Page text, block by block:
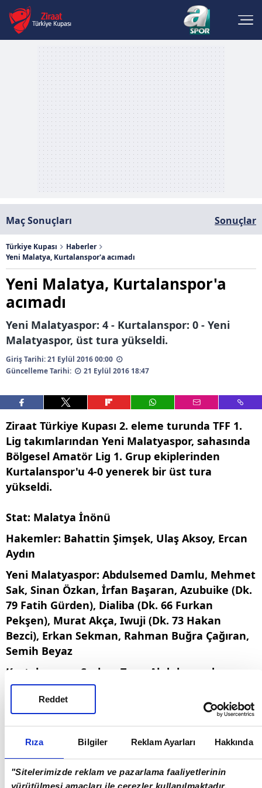
Rıza Bilgiler Reklam Ayarları Hakkında
"Sitelerimizde reklam ve pazarlama faaliyetlerinin
Reddet
Maç Sonuçları Sonuçlar
Türkiye Kupası
Haberler
Yeni Malatya, Kurtalanspor'a acımadı
Yeni Malatya, Kurtalanspor'a
acımadı
Yeni Malatyaspor: 4 - Kurtalanspor: 0 - Yeni
Malatyaspor, üst tura yükseldi.
Giriş Tarihi: 21 Eylül 2016 00:00
Güncelleme Tarihi:
21 Eylül 2016 18:47
Ziraat Türkiye Kupası 2. eleme turunda TFF 1.
Lig takımlarından Yeni Malatyaspor, sahasında
Bölgesel Amatör Lig 1. Grup ekiplerinden
Kurtalanspor'u 4-0 yenerek bir üst tura
yükseldi.
Stat: Malatya İnönü
Hakemler: Bahattin Şimşek, Ulaş Aksoy, Ercan
Aydın
Yeni Malatyaspor: Abdulsemed Damlu, Mehmet
Sak, Sinan Özkan, İrfan Başaran, Azubuike (Dk.
79 Fatih Gürden), Dialiba (Dk. 66 Furkan
Pekşen), Murat Akça, Iwuji (Dk. 73 Hakan
Bezci), Erkan Sekman, Rahman Buğra Çağıran,
Semih Beyaz
Kurtalanspor: Serkan Tren, Abdulsamed
Tunçay, Hikmet Arslan, İbrahim Şekkeli,
Mehmet Şirin Soydan, Ahmet Karaatay, Fatih
Mercan (Dk. 60 Yunus Kerçek), Tchuilen,
Muhammed Onur Demir (Dk. 89 Fatih Çılgın)
Goller: Dk. 26 Murat Akça, Dk. 47 Sinan Özkan,
Dk. 88 Mehmet Sak, Dk. 90 Rahman Buğra